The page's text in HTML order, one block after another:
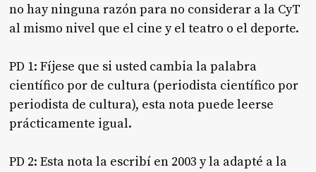
no hay ninguna razón para no considerar a la CyT
al mismo nivel que el cine y el teatro o el deporte.
PD 1: Fíjese que si usted cambia la palabra
científico por de cultura (periodista científico por
periodista de cultura), esta nota puede leerse
prácticamente igual.
PD 2: Esta nota la escribí en 2003 y la adapté a la